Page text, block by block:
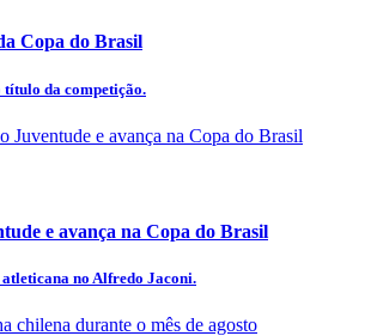
Copa do Brasil
título da competição.
e avança na Copa do Brasil
no Alfredo Jaconi.